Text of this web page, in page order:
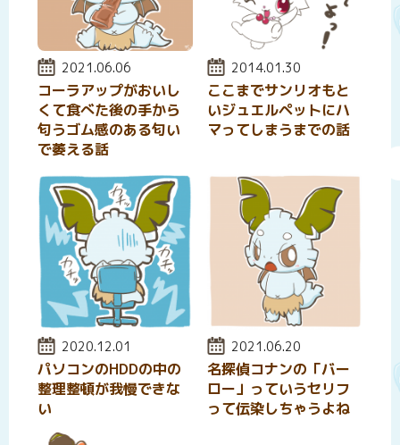
投稿日:
2021.06.06
コーラアップがおいし
くて食べた後の手から
匂うゴム感のある匂い
で萎える話
投稿日:
2014.01.30
ここまでサンリオもと
いジュエルペットにハ
マってしまうまでの話
投稿日:
2020.12.01
パソコンのHDDの中の
整理整頓が我慢できな
い
投稿日:
2021.06.20
名探偵コナンの「バー
ロー」っていうセリフ
って伝染しちゃうよね